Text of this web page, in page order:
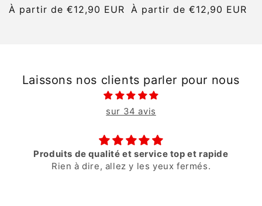
Prix
À partir de €12,90 EUR
Prix
À partir de €12,90 EUR
Laissons nos clients parler pour nous
sur 34 avis
Produits de qualité et service top et rapide
Rien à dire, allez y les yeux fermés.